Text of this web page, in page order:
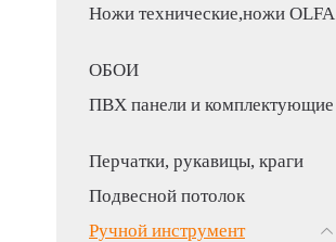
Ножи технические,ножи OLFA
ОБОИ
ПВХ панели и комплектующие
Перчатки, рукавицы, краги
Подвесной потолок
Ручной инструмент